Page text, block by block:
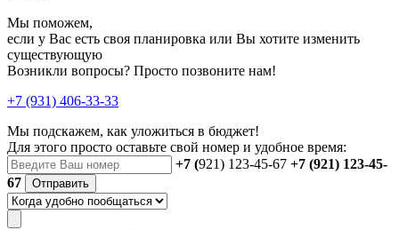
Мы поможем,
если у Вас есть своя планировка или Вы хотите изменить
существующую
Возникли вопросы? Просто позвоните нам!
+7 (931) 406-33-33
Мы подскажем, как уложиться в бюджет!
Для этого просто оставьте свой номер и удобное время:
+7 (921) 123-45-67 +7 (921) 123-45-
67
Отправить